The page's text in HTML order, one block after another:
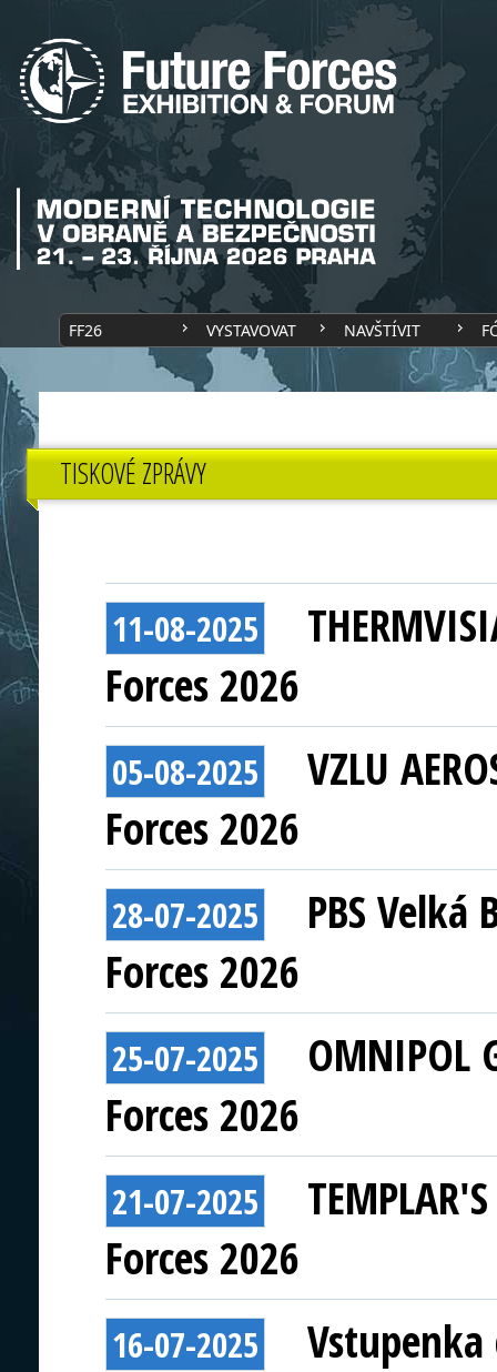
FF26 VYSTAVOVAT NAVŠTÍVIT
TISKOVÉ ZPRÁVY
11-08-2025
Forces 2026
05-08-2025
VZLU
Forces 2026
28-07-2025
PBS
Forces 2026
25-07-2025
OMNIPOL
Forces 2026
21-07-2025
Forces 2026
16-07-2025